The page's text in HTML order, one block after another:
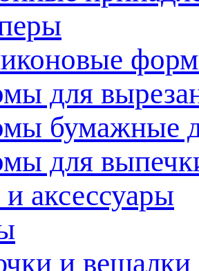
для
бумажные
для
аксессуары
и вешалки